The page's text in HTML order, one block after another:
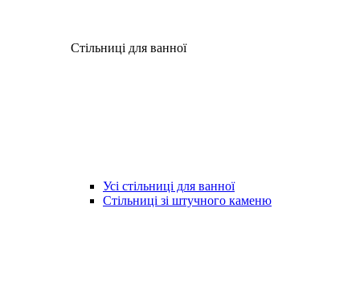
Стільниці для ванної
Усі стільниці для ванної
Стільниці зі штучного каменю